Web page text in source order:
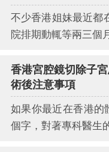
不少香港姐妹最近都
院排期動輒等兩三個
香港宮腔鏡切除子
術後注意事項
如果你最近在香港的
個字，對著專科醫生